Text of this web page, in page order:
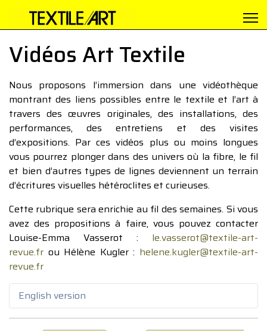
Vidéos Art Textile
Nous proposons l’immersion dans une vidéothèque
montrant des liens possibles entre le textile et l’art à
travers des œuvres originales, des installations, des
performances, des entretiens et des visites
d’expositions. Par ces vidéos plus ou moins longues
vous pourrez plonger dans des univers où la fibre, le fil
et bien d’autres types de lignes deviennent un terrain
d’écritures visuelles hétéroclites et curieuses.
Cette rubrique sera enrichie au fil des semaines. Si vous
avez des propositions à faire, vous pouvez contacter
Louise-Emma Vasserot : le.vasserot@textile-art-
revue.fr ou Hélène Kugler : helene.kugler@textile-art-
revue.fr
English version